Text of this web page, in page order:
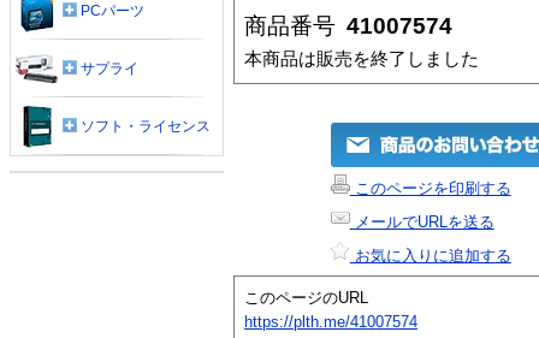
商品番号 41007574
本商品は販売を終了しました
このページを印刷する
メールでURLを送る
お気に入りに追加する
このページのURL
https://plth.me/41007574
PCパーツ
サプライ
ソフト・ライセンス